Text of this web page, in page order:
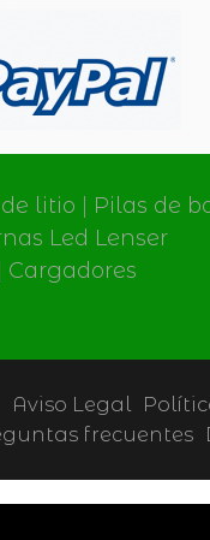
litio
Pilas de
Led Lenser
Cargadores
Aviso Legal
frecuentes